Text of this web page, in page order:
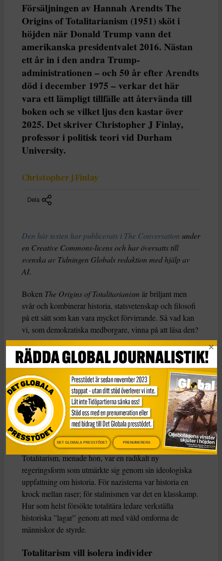
Försäljningen av Hannah Arendts The
Origins of Totalitarianism (1951) sköt i
höjden när Donald Trump vann det
amerikanska presidentvalet 2016. Nästan
ett år in i den andra Trump-
administrationen – och 50 år efter Arendts
död i december 1975 – verkar det här
vara ett lämpligt tillfälle att återvända till
boken och se vilket ljus den kastar över
2025. Det skriver Christopher J Finlay,
professor i politisk teori vid Durham
University.
Christopher J Finlay
Dela
Den här texten har publicerats i The Conversation under
en Creative Commons-licens och har översatts till
svenska av Tidningen Globals redaktion med hjälp av
AI.
Boken The Origins of Totalitarianism är briljant men
svår och kombinerar historia, statsvetenskap och filosofi
på ett sätt som kan vara mycket förvirrande. Så vad kan
vi, som demokratiska medborgare, vinna på att läsa den?
Arendt föddes i en sekulär tyskjudisk familj år 1906 och
studerade filosofi under Martin Heidegger och Karl
Jaspers innan hon övergick till sionistisk aktivism i Berlin
i början av 1930-talet. Efter en kontakt med gestapo
flydde hon till Frankrike och lämnade Europa 1941 för
USA. Så när hon började forska om boken Origins i
början av 1940-talet var hon inte främmande för
totalitarism.
Totalitarism, menade hon, var en radikalt ny
regeringsform som utmärkte sig genom sin ideologiska
uppfattning om historia. För nazisterna var historia en
krock mellan raser; för stalinismen var det en klasskamp.
Hur som helst försökte totalitära ledare verkställa
historiska ”lagar” genom att med våld omforma de
människor de styrde.
Totalitarism vill isolera individer
DET GLOBALA PRESSTÖDET PRENUMERERA